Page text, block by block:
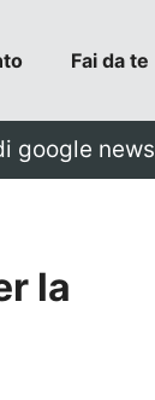
Fai da te
google news
la